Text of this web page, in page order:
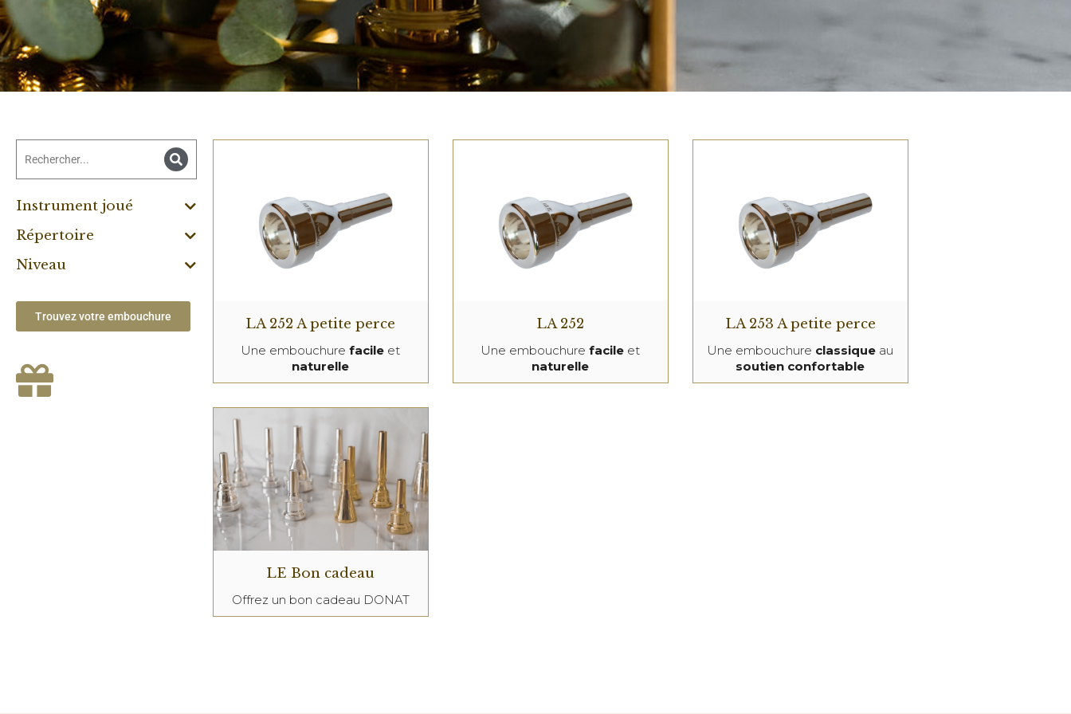
Instrument joué
Répertoire
Niveau
Trouvez votre embouchure LA 252 A petite perce
Une embouchurefacile et
naturelle
LA 252
Une embouchurefacile et
naturelle
LA 253 A petite perce
Une embouchure classique au
soutien confortable
LE Bon cadeau
Offrez un bon cadeau DONAT